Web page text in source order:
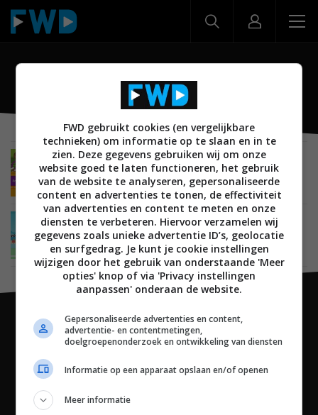
Santa Tracker
MOBILE 05 DECEMBER 2018
Google Santa Tracker krijgt nieuwe versie met
meer opties
MOBILE 01 DECEMBER 2016
Ook dit jaar brengt Google een update voor de
Santa Tracker
FWD gebruikt cookies (en vergelijkbare
technieken) om informatie op te slaan en in te
zien. Deze gegevens gebruiken wij om onze
website goed te laten functioneren, het gebruik
van de website te analyseren, gepersonaliseerde
content en advertenties te tonen, de effectiviteit
van advertenties en content te meten en onze
diensten te verbeteren. Hiervoor verzamelen wij
gegevens zoals unieke advertentie ID’s, geolocatie
en surfgedrag. Je kunt je cookie instellingen
wijzigen door het gebruik van onderstaande 'Meer
opties' knop of via 'Privacy instellingen
aanpassen' onderaan de website.
Gepersonaliseerde advertenties en content,
advertentie- en contentmetingen,
doelgroepenonderzoek en ontwikkeling van diensten
Informatie op een apparaat opslaan en/of openen
Meer informatie